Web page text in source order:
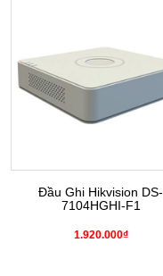
Đầu Ghi Hikvision DS-
7104HGHI-F1
1.920.000₫